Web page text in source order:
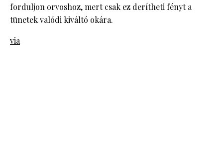
forduljon orvoshoz, mert csak ez derítheti fényt a
tünetek valódi kiváltó okára.
via